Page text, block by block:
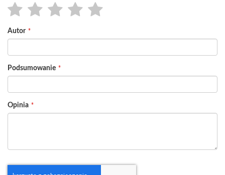
star
stars
stars
stars
stars
Autor
Podsumowanie
Opinia